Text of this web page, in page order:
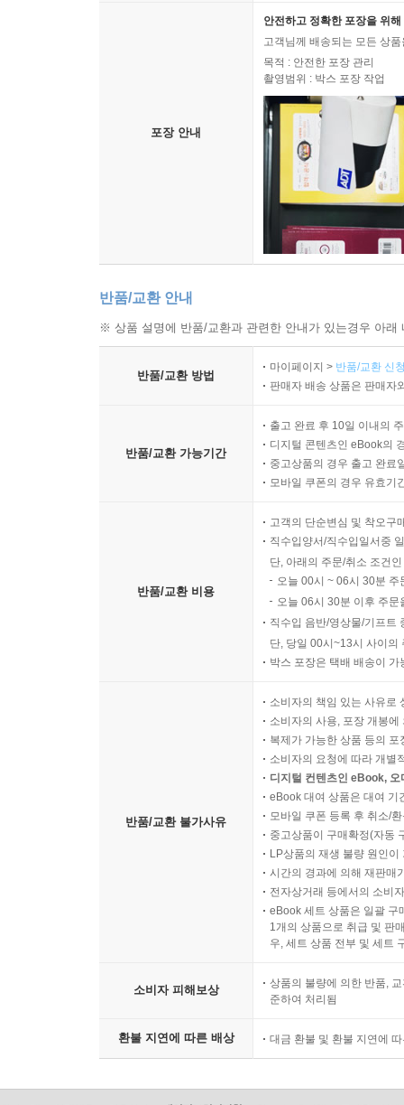
포장 안내
안전하고 정확한 포장을 위
고객님께 배송되는 모든 상
목적 : 안전한 포장 관리
촬영범위 : 박스 포장 작업
반품/교환 안내
※ 상품 설명에 반품/교환과 관련한 안내가 있는경우 아
반품/교환 방법
마이페이지 > 반품/교환 신
판매자 배송 상품은 판매자
반품/교환 가능기간
출고 완료 후 10일 이내의
디지털 콘텐츠인 eBook의
중고상품의 경우 출고 완료
모바일 쿠폰의 경우 유효기
반품/교환 비용
고객의 단순변심 및 착오구
직수입양서/직수입일서중
단, 아래의 주문/취소 조건
오늘 00시 ~ 06시 30분
오늘 06시 30분 이후 주
직수입 음반/영상물/기프트
단, 당일 00시~13시 사이의
박스 포장은 택배 배송이
반품/교환 불가사유
소비자의 책임 있는 사유로
소비자의 사용, 포장 개봉
복제가 가능한 상품 등의
소비자의 요청에 따라 개별
디지털 컨텐츠인 eBook,
eBook 대여 상품은 대여 기
모바일 쿠폰 등록 후 취소/
중고상품이 구매확정(자동
LP상품의 재생 불량 원인
시간의 경과에 의해 재판매
전자상거래 등에서의 소비
eBook 세트 상품은 일괄 구
1개의 상품으로 취급 및 판
우, 세트 상품 전부 및 세트
소비자 피해보상
상품의 불량에 의한 반품,
준하여 처리됨
환불 지연에 따른 배상 대금 환불 및 환불 지연에